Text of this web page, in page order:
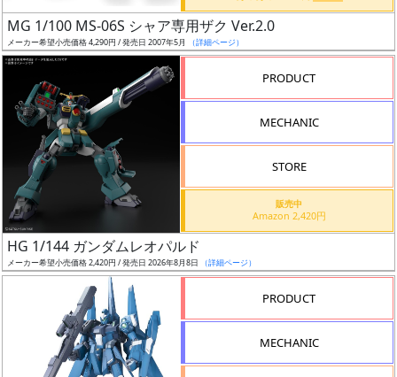
日
発
売
Web
プッ
シュ
通知
対象
ギ
ャ
ラ
MG 1/100 MS-06S シャア専用ザク Ver.2.0
メーカー希望小売価格 4,290円 / 発売日 2007年5月 （詳細ページ）
PRODUCT
MECHANIC
STORE
販売中
Amazon 2,420円
HG 1/144 ガンダムレオパルド
メーカー希望小売価格 2,420円 / 発売日 2026年8月8日 （詳細ページ）
PRODUCT
MECHANIC